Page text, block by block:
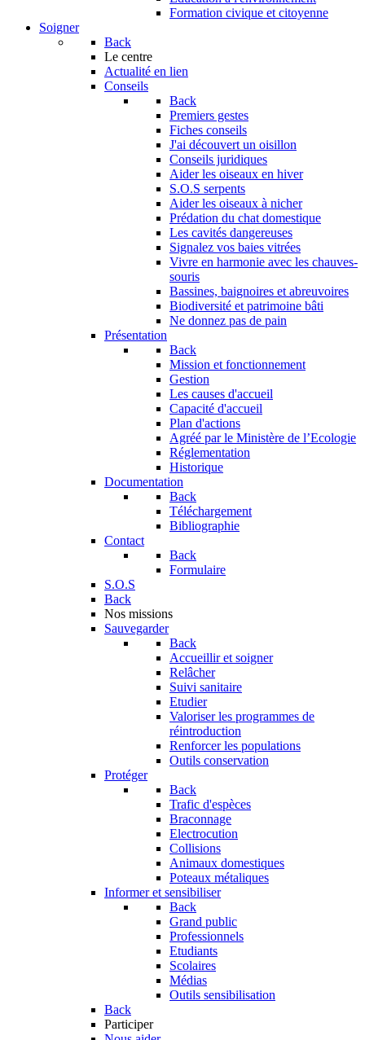
Formation civique et citoyenne
Soigner
Back
Le centre
Actualité en lien
Conseils
Back
Premiers gestes
Fiches conseils
J'ai découvert un oisillon
Conseils juridiques
Aider les oiseaux en hiver
S.O.S serpents
Aider les oiseaux à nicher
Prédation du chat domestique
Les cavités dangereuses
Signalez vos baies vitrées
Vivre en harmonie avec les chauves-
souris
Bassines, baignoires et abreuvoires
Biodiversité et patrimoine bâti
Ne donnez pas de pain
Présentation
Back
Mission et fonctionnement
Gestion
Les causes d'accueil
Capacité d'accueil
Plan d'actions
Agréé par le Ministère de l’Ecologie
Réglementation
Historique
Documentation
Back
Téléchargement
Bibliographie
Contact
Back
Formulaire
S.O.S
Back
Nos missions
Sauvegarder
Back
Accueillir et soigner
Relâcher
Suivi sanitaire
Etudier
Valoriser les programmes de
réintroduction
Renforcer les populations
Outils conservation
Protéger
Back
Trafic d'espèces
Braconnage
Electrocution
Collisions
Animaux domestiques
Poteaux métaliques
Informer et sensibiliser
Back
Grand public
Professionnels
Etudiants
Scolaires
Médias
Outils sensibilisation
Back
Participer